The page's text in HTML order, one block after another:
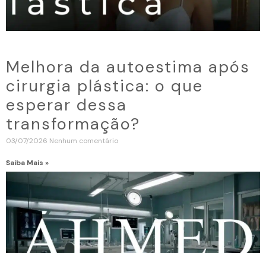
Melhora da autoestima após
cirurgia plástica: o que
esperar dessa
transformação?
03/07/2026 Nenhum comentário
Saiba Mais »